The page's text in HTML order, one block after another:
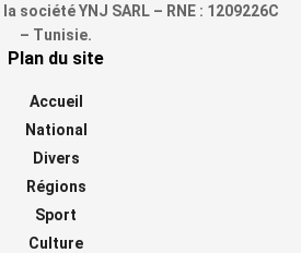
société YNJ SARL – RNE : 1209226C
– Tunisie.
Plan du site
Accueil
National
Divers
Régions
Sport
Culture